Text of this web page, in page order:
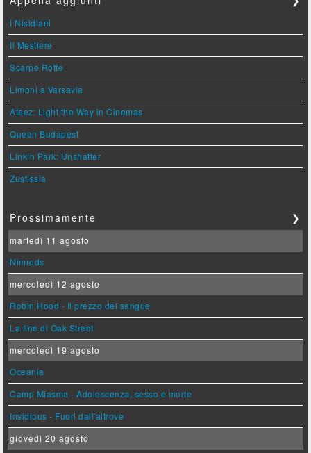
I Nisidiani
Il Mestiere
Scarpe Rotte
Limoni a Varsavia
Ateez: Light the Way in Cinemas
Queen Budapest
Linkin Park: Unshatter
Zustissia
Prossimamente ❯
martedì 11 agosto
Nimrods
mercoledì 12 agosto
Robin Hood - Il prezzo del sangue
La fine di Oak Street
mercoledì 19 agosto
Oceania
Camp Miasma - Adolescenza, sesso e morte
Insidious - Fuori dall'altrove
giovedì 20 agosto